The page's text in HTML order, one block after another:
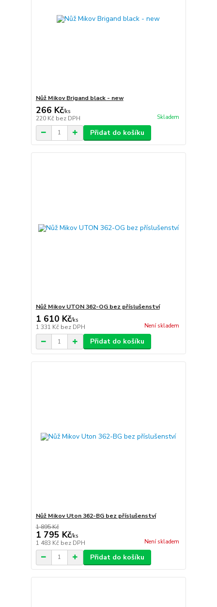
Nůž Mikov Brigand black - new
266 Kč/ks
220 Kč bez DPH Skladem
Přidat do košíku
Nůž Mikov UTON 362-OG bez příslušenství
1 610 Kč/ks
1 331 Kč bez DPH Není skladem
Přidat do košíku
Nůž Mikov Uton 362-BG bez příslušenství
1 895 Kč
1 795 Kč/ks
1 483 Kč bez DPH Není skladem
Přidat do košíku